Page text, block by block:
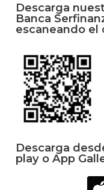
Descarga
Banca
escaneando el
Descarga
play o App